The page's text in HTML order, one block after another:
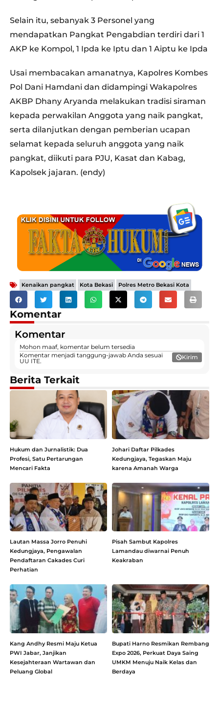
Selain itu, sebanyak 3 Personel yang
mendapatkan Pangkat Pengabdian terdiri dari 1
AKP ke Kompol, 1 Ipda ke Iptu dan 1 Aiptu ke Ipda
Usai membacakan amanatnya, Kapolres Kombes
Pol Dani Hamdani dan didampingi Wakapolres
AKBP Dhany Aryanda melakukan tradisi siraman
kepada perwakilan Anggota yang naik pangkat,
serta dilanjutkan dengan pemberian ucapan
selamat kepada seluruh anggota yang naik
pangkat, diikuti para PJU, Kasat dan Kabag,
Kapolsek jajaran. (endy)
Kenaikan pangkat Kota Bekasi Polres Metro Bekasi Kota
Komentar
Komentar
Mohon maaf, komentar belum tersedia
Komentar menjadi tanggung-jawab Anda sesuai
UU ITE.
Kirim
Berita Terkait
Hukum dan Jurnalistik: Dua
Profesi, Satu Pertarungan
Mencari Fakta
Johari Daftar Pilkades
Kedungjaya, Tegaskan Maju
karena Amanah Warga
Lautan Massa Jorro Penuhi
Kedungjaya, Pengawalan
Pendaftaran Cakades Curi
Perhatian
Pisah Sambut Kapolres
Lamandau diwarnai Penuh
Keakraban
Kang Andhy Resmi Maju Ketua
PWI Jabar, Janjikan
Kesejahteraan Wartawan dan
Peluang Global
Bupati Harno Resmikan Rembang
Expo 2026, Perkuat Daya Saing
UMKM Menuju Naik Kelas dan
Berdaya